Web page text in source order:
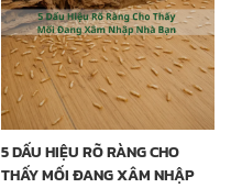
5 DẤU HIỆU RÕ RÀNG CHO
THẤY MỐI ĐANG XÂM NHẬP